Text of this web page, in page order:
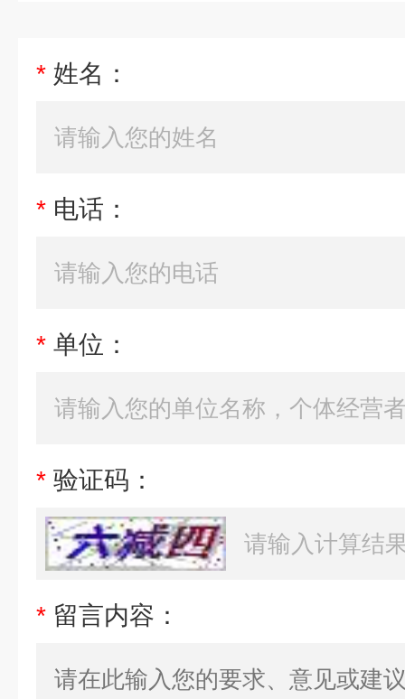
* 姓名：
* 电话：
* 单位：
* 验证码：
* 留言内容：